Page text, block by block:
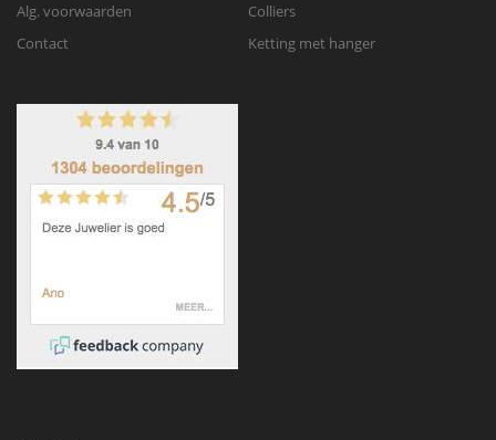
Alg. voorwaarden
Contact
Colliers
Ketting met hanger